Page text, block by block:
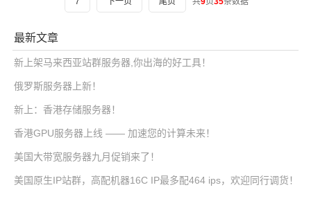
最新文章
新上架马来西亚站群服务器,你出海的好工具！
俄罗斯服务器上新！
新上：香港存储服务器！
香港GPU服务器上线 —— 加速您的计算未来！
美国大带宽服务器九月促销来了！
美国原生IP站群，高配机器16C IP最多配464 ips，欢迎同行调货！